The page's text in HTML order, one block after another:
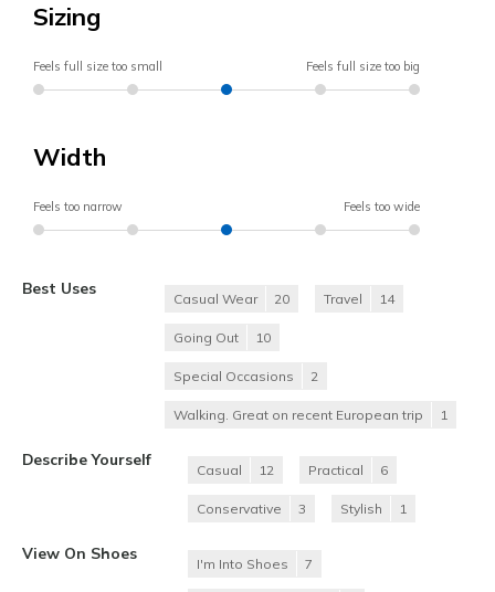
Sizing
Feels full size too small Feels full size too big
Width
Feels too narrow Feels too wide
Best Uses
Casual Wear 20 Travel 14
Going Out 10
Special Occasions 2
Walking. Great on recent European trip 1
Describe Yourself
Casual 12 Practical 6
Conservative 3 Stylish 1
View On Shoes
I'm Into Shoes 7